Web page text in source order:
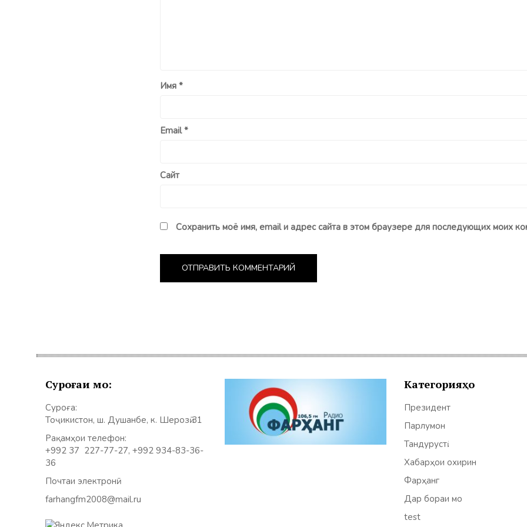
Имя *
Email*
Сайт
Сохранить моё имя, email и адрес сайта в этом браузере для последующих моих
Суроғаи мо:
Суроға:
Тоҷикистон, ш. Душанбе, к. Шерозӣ 31
Рақамҳои телефон:
+992 37 227-77-27, +992 934-83-36-
36
Почтаи электронӣ:
farhangfm2008@mail.ru
Категорияҳо
Президент
Парлумон
Тандурустӣ
Хабарҳои охирин
Фарҳанг
Дар бораи мо
test